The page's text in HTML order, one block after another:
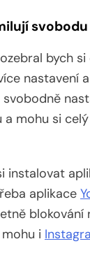
svobodu
bych
nastavení
mohu si
instalovat
aplikace
i